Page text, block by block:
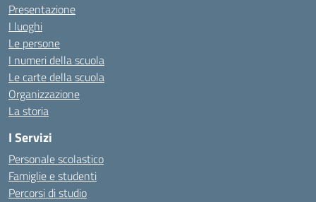
Presentazione
I luoghi
Le persone
I numeri della scuola
Le carte della scuola
Organizzazione
La storia
I Servizi
Personale scolastico
Famiglie e studenti
Percorsi di studio